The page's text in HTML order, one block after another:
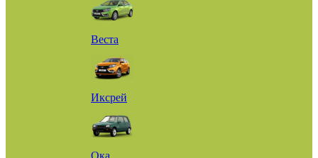
Веста
Иксрей
Ока